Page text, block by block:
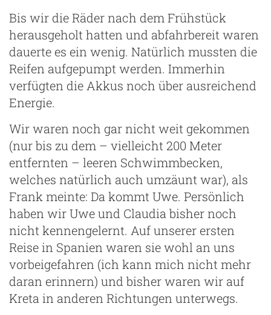
Bis wir die Räder nach dem Frühstück
herausgeholt hatten und abfahrbereit waren
dauerte es ein wenig. Natürlich mussten die
Reifen aufgepumpt werden. Immerhin
verfügten die Akkus noch über ausreichend
Energie.
Wir waren noch gar nicht weit gekommen
(nur bis zu dem – vielleicht 200 Meter
entfernten – leeren Schwimmbecken,
welches natürlich auch umzäunt war), als
Frank meinte: Da kommt Uwe. Persönlich
haben wir Uwe und Claudia bisher noch
nicht kennengelernt. Auf unserer ersten
Reise in Spanien waren sie wohl an uns
vorbeigefahren (ich kann mich nicht mehr
daran erinnern) und bisher waren wir auf
Kreta in anderen Richtungen unterwegs.